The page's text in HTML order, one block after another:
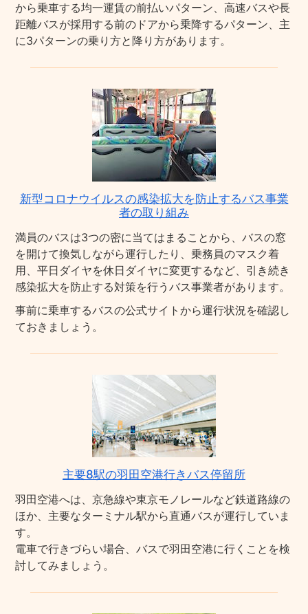
から乗車する均一運賃の前払いパターン、高速バスや長
距離バスが採用する前のドアから乗降するパターン、主
に3パターンの乗り方と降り方があります。
新型コロナウイルスの感染拡大を防止するバス事業
者の取り組み
満員のバスは3つの密に当てはまることから、バスの窓
を開けて換気しながら運行したり、乗務員のマスク着
用、平日ダイヤを休日ダイヤに変更するなど、引き続き
感染拡大を防止する対策を行うバス事業者があります。
事前に乗車するバスの公式サイトから運行状況を確認し
ておきましょう。
主要8駅の羽田空港行きバス停留所
羽田空港へは、京急線や東京モノレールなど鉄道路線の
ほか、主要なターミナル駅から直通バスが運行していま
す。
電車で行きづらい場合、バスで羽田空港に行くことを検
討してみましょう。